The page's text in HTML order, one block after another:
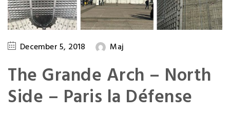
December 5, 2018 Maj
The Grande Arch – North
Side – Paris la Défense